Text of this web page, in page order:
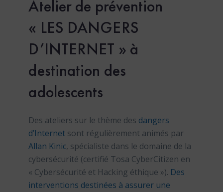
Atelier de prévention
« LES DANGERS
D’INTERNET » à
destination des
adolescents
Des ateliers sur le thème des dangers
d’Internet sont régulièrement animés par
Allan Kinic, spécialiste dans le domaine de la
cybersécurité (certifié Tosa CyberCitizen en
« Cybersécurité et Hacking éthique »). Des
interventions destinées à assurer une